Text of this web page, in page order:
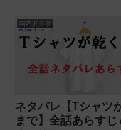
国内ドラマ
ネタバレ【Tシャツ
まで】全話あらすじ